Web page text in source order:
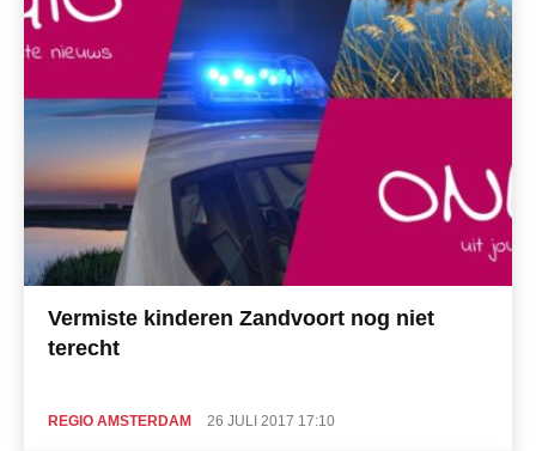
Vermiste kinderen Zandvoort nog niet
terecht
REGIO AMSTERDAM 26 JULI 2017 17:10